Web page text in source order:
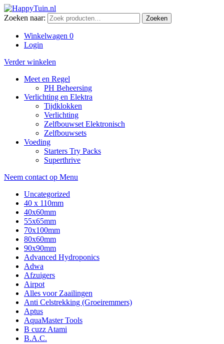
Zoeken naar: Zoeken
Winkelwagen 0
Login
Verder winkelen
Meet en Regel
PH Beheersing
Verlichting en Elektra
Tijdklokken
Verlichting
Zelfbouwset Elektronisch
Zelfbouwsets
Voeding
Starters Try Packs
Superthrive
Neem contact op Menu
Uncategorized
40 x 110mm
40x60mm
55x65mm
70x100mm
80x60mm
90x90mm
Advanced Hydroponics
Adwa
Afzuigers
Airpot
Alles voor Zaailingen
Anti Celstrekking (Groeiremmers)
Aptus
AquaMaster Tools
B cuzz Atami
B.A.C.